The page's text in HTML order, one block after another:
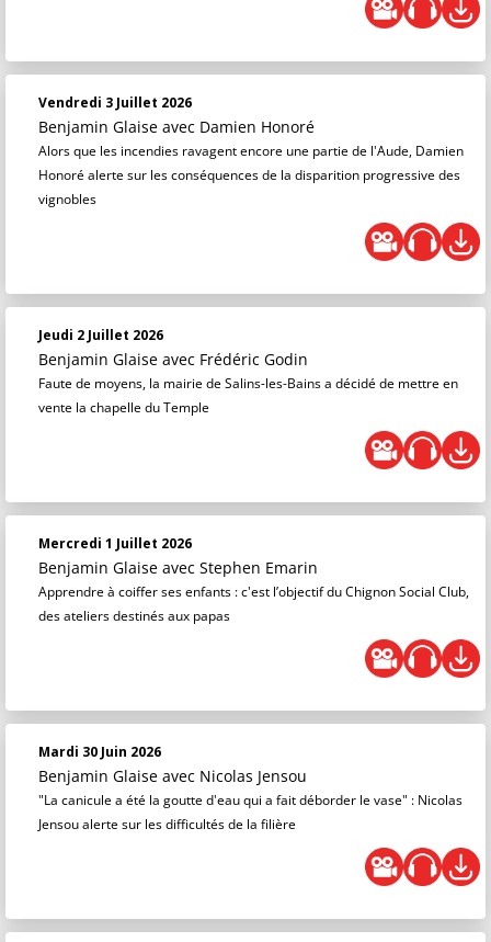
Vendredi 3 Juillet 2026
Benjamin Glaise avec Damien Honoré
Alors que les incendies ravagent encore une partie de l'Aude, Damien
Honoré alerte sur les conséquences de la disparition progressive des
vignobles
Jeudi 2 Juillet 2026
Benjamin Glaise avec Frédéric Godin
Faute de moyens, la mairie de Salins-les-Bains a décidé de mettre en
vente la chapelle du Temple
Mercredi 1 Juillet 2026
Benjamin Glaise avec Stephen Emarin
Apprendre à coiffer ses enfants : c'est l’objectif du Chignon Social Club,
des ateliers destinés aux papas
Mardi 30 Juin 2026
Benjamin Glaise avec Nicolas Jensou
"La canicule a été la goutte d'eau qui a fait déborder le vase" : Nicolas
Jensou alerte sur les difficultés de la filière